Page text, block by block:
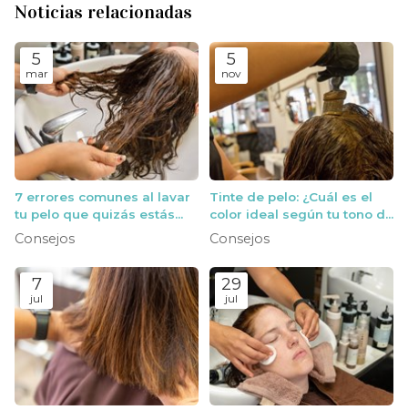
Noticias relacionadas
5
mar
7 errores comunes al lavar
tu pelo que quizás estás
cometiendo
Consejos
5
nov
Tinte de pelo: ¿Cuál es el
color ideal según tu tono de
piel?
Consejos
7
jul
29
jul